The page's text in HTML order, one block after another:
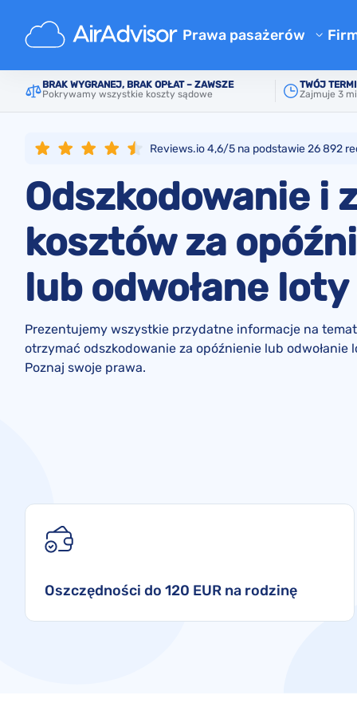
Prawa pasażerów
Kalkulator odszkodowania
Odszkodowanie za
Odszkodowanie za zgubiony
Odszkodowanie za odmowę
Reklamacje linii lotniczych
Strajk linii lotniczych
Regulacje
O
BRAK WYGRANEJ, BRAK OPŁAT – ZAWSZE
Pokrywamy wszystkie koszty sądowe
TWÓJ
Zajmuje 3
Główne Lista linii lotniczych Saudia
Reviews.io 4,6/5 na podstawie26 892
Odszkodowanie i
kosztów za
lub odwołane
Prezentujemy wszystkie przydatne informacje na
otrzymać odszkodowanie za opóźnienie lub odwołanie
Poznaj swoje prawa.
Oszczędności do 120 EUR na rodzinę